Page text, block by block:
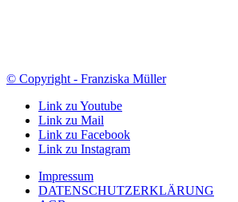
© Copyright - Franziska Müller
Link zu Youtube
Link zu Mail
Link zu Facebook
Link zu Instagram
Impressum
DATENSCHUTZERKLÄRUNG